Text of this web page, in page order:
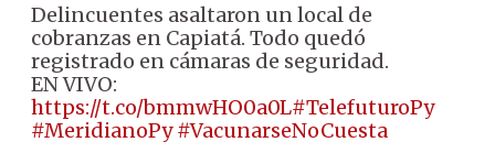
Delincuentes asaltaron un local de
cobranzas en Capiatá. Todo quedó
registrado en cámaras de seguridad.
EN VIVO:
https://t.co/bmmwHO0a0L#TelefuturoPy
#MeridianoPy #VacunarseNoCuesta